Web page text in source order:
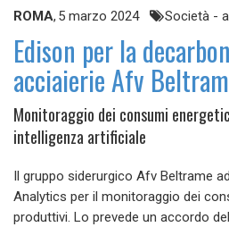
ROMA, 5 marzo 2024 Società -
Edison per la
acciaierie Afv
Monitoraggio dei consumi
intelligenza artificiale
Il gruppo siderurgico Afv Beltrame
Analytics per il monitoraggio dei
produttivi. Lo prevede un accordo